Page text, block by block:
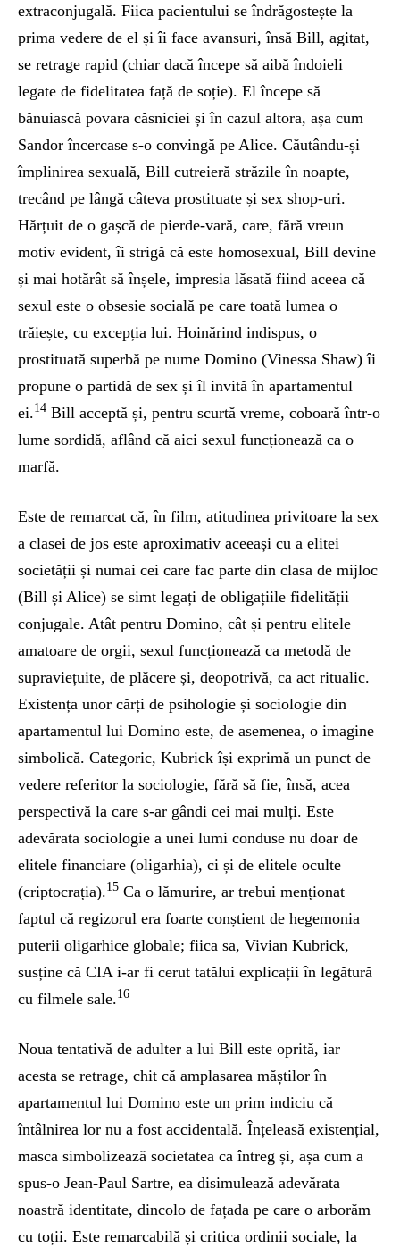
extraconjugală. Fiica pacientului se îndrăgostește la
prima vedere de el și îi face avansuri, însă Bill, agitat,
se retrage rapid (chiar dacă începe să aibă îndoieli
legate de fidelitatea față de soție). El începe să
bănuiască povara căsniciei și în cazul altora, așa cum
Sandor încercase s-o convingă pe Alice. Căutându-și
împlinirea sexuală, Bill cutreieră străzile în noapte,
trecând pe lângă câteva prostituate și sex shop-uri.
Hărțuit de o gașcă de pierde-vară, care, fără vreun
motiv evident, îi strigă că este homosexual, Bill devine
și mai hotărât să înșele, impresia lăsată fiind aceea că
sexul este o obsesie socială pe care toată lumea o
trăiește, cu excepția lui. Hoinărind indispus, o
prostituată superbă pe nume Domino (Vinessa Shaw) îi
propune o partidă de sex și îl invită în apartamentul
ei.14 Bill acceptă și, pentru scurtă vreme, coboară într-o
lume sordidă, aflând că aici sexul funcționează ca o
marfă.
Este de remarcat că, în film, atitudinea privitoare la sex
a clasei de jos este aproximativ aceeași cu a elitei
societății și numai cei care fac parte din clasa de mijloc
(Bill și Alice) se simt legați de obligațiile fidelității
conjugale. Atât pentru Domino, cât și pentru elitele
amatoare de orgii, sexul funcționează ca metodă de
supraviețuite, de plăcere și, deopotrivă, ca act ritualic.
Existența unor cărți de psihologie și sociologie din
apartamentul lui Domino este, de asemenea, o imagine
simbolică. Categoric, Kubrick își exprimă un punct de
vedere referitor la sociologie, fără să fie, însă, acea
perspectivă la care s-ar gândi cei mai mulți. Este
adevărata sociologie a unei lumi conduse nu doar de
elitele financiare (oligarhia), ci și de elitele oculte
(criptocrația).15 Ca o lămurire, ar trebui menționat
faptul că regizorul era foarte conștient de hegemonia
puterii oligarhice globale; fiica sa, Vivian Kubrick,
susține că CIA i-ar fi cerut tatălui explicații în legătură
cu filmele sale.16
Noua tentativă de adulter a lui Bill este oprită, iar
acesta se retrage, chit că amplasarea măștilor în
apartamentul lui Domino este un prim indiciu că
întâlnirea lor nu a fost accidentală. Înțeleasă existențial,
masca simbolizează societatea ca întreg și, așa cum a
spus-o Jean-Paul Sartre, ea disimulează adevărata
noastră identitate, dincolo de fațada pe care o arborăm
cu toții. Este remarcabilă și critica ordinii sociale, la